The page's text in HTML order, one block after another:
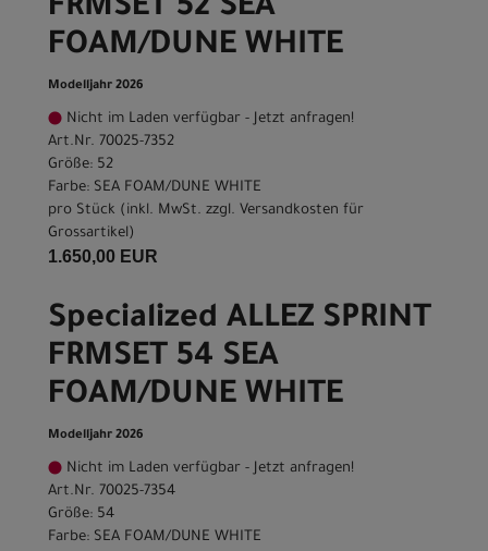
FRMSET 52 SEA
FOAM/DUNE WHITE
Modelljahr 2026
Nicht im Laden verfügbar - Jetzt anfragen!
Art.Nr. 70025-7352
Größe: 52
Farbe: SEA FOAM/DUNE WHITE
pro Stück (inkl. MwSt. zzgl. Versandkosten für
Grossartikel)
1.650,00 EUR
Specialized ALLEZ SPRINT
FRMSET 54 SEA
FOAM/DUNE WHITE
Modelljahr 2026
Nicht im Laden verfügbar - Jetzt anfragen!
Art.Nr. 70025-7354
Größe: 54
Farbe: SEA FOAM/DUNE WHITE